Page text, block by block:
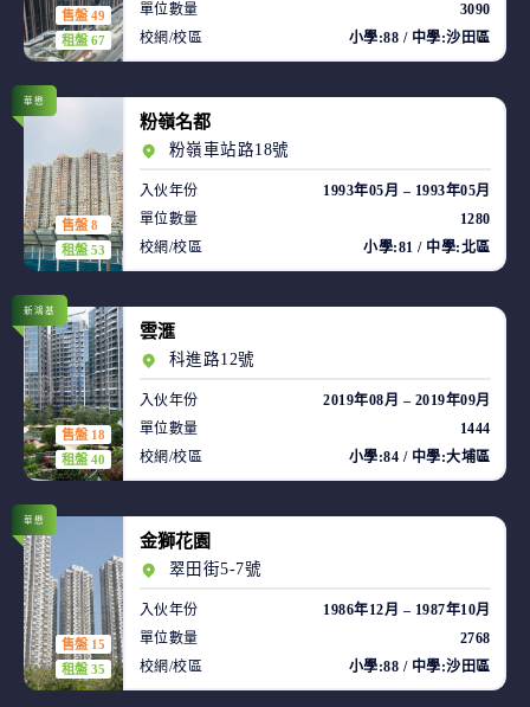
售盤 49
租盤 67
單位數量
3090
校網/校區
小學:88 / 中學:沙田區
售盤 8
租盤 53
華懋
粉嶺名都
粉嶺車站路18號
入伙年份
1993年05月 – 1993年05月
單位數量
1280
校網/校區
小學:81 / 中學:北區
售盤 18
租盤 40
新鴻基
雲滙
科進路12號
入伙年份
2019年08月 – 2019年09月
單位數量
1444
校網/校區
小學:84 / 中學:大埔區
售盤 15
租盤 35
華懋
金獅花園
翠田街5-7號
入伙年份
1986年12月 – 1987年10月
單位數量
2768
校網/校區
小學:88 / 中學:沙田區